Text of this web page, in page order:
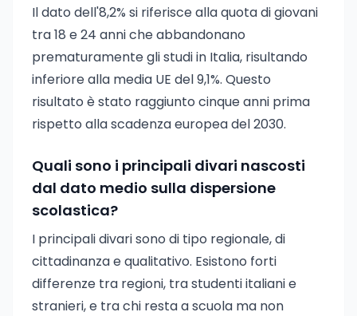
Il dato dell'8,2% si riferisce alla quota di giovani
tra 18 e 24 anni che abbandonano
prematuramente gli studi in Italia, risultando
inferiore alla media UE del 9,1%. Questo
risultato è stato raggiunto cinque anni prima
rispetto alla scadenza europea del 2030.
Quali sono i principali divari nascosti
dal dato medio sulla dispersione
scolastica?
I principali divari sono di tipo regionale, di
cittadinanza e qualitativo. Esistono forti
differenze tra regioni, tra studenti italiani e
stranieri, e tra chi resta a scuola ma non